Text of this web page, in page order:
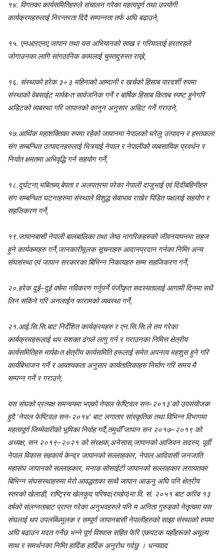
१४. विगतका कार्यसमितिहरुले संचालन गरेका महत्वपूर्ण तथा उपयोगी
कार्यक्रमहरुलाई निरन्तरता दिदै सम्पन्नता तर्फ अघि बढाउने,
१५. एनआरएनए,जापान तथा यस अभियानको साख र गरिमालाई हरतरहले
जोगाउनका लागि सांगठानिक कामलाई चुस्तदुरुस्त राख्ने,
१६. संस्थाको हरेक ३÷३ महिनाको आम्दानी र खर्चको हिसाब पारदर्शी रुपमा
संस्थाको वेबसाईट मार्फÞत सार्वजनिक गर्ने र बार्षिक हिसाब किताब स्पष्ट हुनेगरि
अडिटको व्यबस्था गरि जापानको कानुन अनुसार अडिट गर्ने गराउने,
१७.आर्थिक महाशक्तिका रुपमा रहेको जापानमा नेपालको घरेलु उत्पादन र हस्तकला
संग सम्बन्धित उत्पादनहरुलाई भित्र्याई नेपाल र नेपालीको व्यबसायिक प्रवर्धन र
निर्यात क्षमतमा अभिवृद्धि गर्न सहयोग गर्ने,
१८.दुर्घटना,भबितब्य,बेपता र अलपत्रमा परेका नेपाली दाजुभाई एवं दिदीबहिनीहरु
संग सम्बन्धित घटनाहरुमा संस्थाले विशुद्ध सेवाभाव राखेर पिडित पक्षलाई सहयोग र
सहजिकरण गर्ने,
१९.जापानबासी नेपाली बालबालिका तथा जेष्ठ नागरिकहरुको जीवनयापनमा सहज
हुने कार्यकमहरु गर्ने,जानकारीमूलक सूचनाहरु आदानप्रदान गर्नका निम्ति अन्य
संघसंस्था एवं जापान सरकारका बिभिन्न निकायहरु सम्म सहजिकरण गर्ने,
२०.हरेक दुई–दुई वर्षमा नविकरण गर्नुपर्ने पंजीकृत सदस्यतालाई आगामी दिनमा सधै
लिन सकिने गरि अनलाईन फारामको व्यवस्था गर्ने,
२१.आई.सि.सि.बाट निर्देशित कार्यक्रमहरु र एन.सि.सि.ले तय गरेका
कार्यक्रमहरूलाई थप सशक्त ढंगले लागु गर्न र गराउनका निमित्त क्षेत्रीय
कार्यसमितिहरु मार्फÞत क्षेत्रीय कार्यसमिति हरूलाई समेत अपनत्व महशुस हुने गरि
कार्यबिभाजन गर्ने र आवश्यकता अनुसार कार्यतालिकाहरु निर्माण गरि समय मै
सम्पन्न गर्ने र गराउने,
यस संघको प्रत्यक्ष समन्वयमा भएको नेपाल फेष्टिवल सन-२०१३’को उपसंयोजक
हुदै ‘नेपाल फेष्टिवल सन-२०१४’ बाट लगातार सांस्कृतिक तथा विभिन्न विभागमा
महत्वपूर्ण जिम्मेवारीको भूमिका निर्वाह गर्दै,तमुधीँ जापान सन २०१७–२०१९ को
अध्यक्ष, सन २०१९–२०२१ को संरक्षक,अनेसास,जापानको आजिवन सदस्य, पूर्वी
नेपाल विकास सहकार्य केन्द्र जापानको सल्लाहकार, नेपाल आदिवासी जनजाति
महासंघ जापानको सल्लाहकार, मनाङ सोसाईटी जापानको सल्लाहकार लगायतका
बिभिन्न संघसस्थाहरुमा मेरो आवद्धताका साथै जापान आऊनु अघि पनि क्षेत्रीय
स्तरको खेलाडी, राष्ट्रिय खेलकुद परिषद(राखेप)मा वि. सं. २०५१ बाट करिव १३
वर्षको संलग्नताबाट प्राप्त गरेका अनुभवहरुले पनि म अनिता गुरुङको नेतृत्वमा यस
संघलाई थप उपलब्धिमुलक र सम्पूर्ण जापानबासी नेपालीहरुको साझा संस्थाको रुपमा
अघि बढाउन मदत गर्नेछ भन्ने पूर्ण विश्वास सहित फेरि एकपटक यहाँहरूको अमूल्य
साथ र समर्थनका निम्ति हार्दिक हार्दिक अनुरोध गर्दछु । धन्यवाद